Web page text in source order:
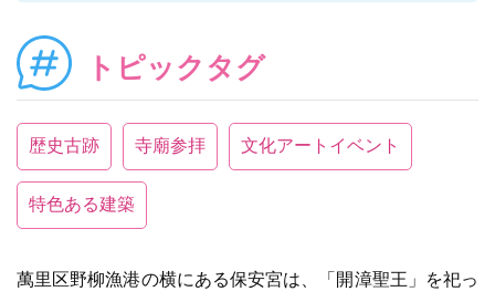
トピックタグ
歴史古跡 寺廟参拝 文化アートイベント
特色ある建築
萬里区野柳漁港の横にある保安宮は、「開漳聖王」を祀っ